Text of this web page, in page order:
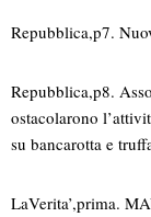
Repubblica,p7.
Repubblica,p8.
ostacolarono
su bancarotta e
LaVerita’,prima.